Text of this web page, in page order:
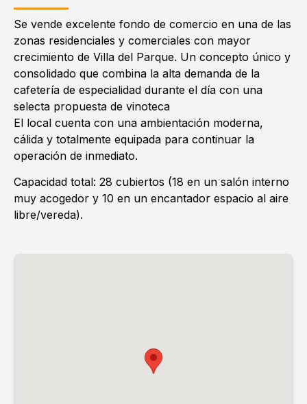
Se vende excelente fondo de comercio en una de las
zonas residenciales y comerciales con mayor
crecimiento de Villa del Parque. Un concepto único y
consolidado que combina la alta demanda de la
cafetería de especialidad durante el día con una
selecta propuesta de vinoteca
El local cuenta con una ambientación moderna,
cálida y totalmente equipada para continuar la
operación de inmediato.
Capacidad total: 28 cubiertos (18 en un salón interno
muy acogedor y 10 en un encantador espacio al aire
libre/vereda).